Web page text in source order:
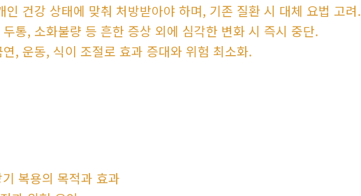
인 건강 상태에 맞춰 처방받아야 하며, 기존 질환 시 대체 요법 고려.
두통, 소화불량 등 흔한 증상 외에 심각한 변화 시 즉시 중단.
연, 운동, 식이 조절로 효과 증대와 위험 최소화.
복용의 목적과 효과